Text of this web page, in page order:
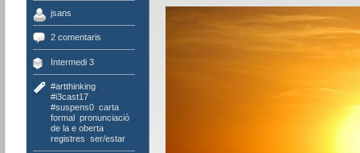
jsans
2 comentaris
Intermedi 3
#artthinking,
#i3cast17,
#suspens0, carta
formal, pronunciació
de la e oberta,
registres ser/estar